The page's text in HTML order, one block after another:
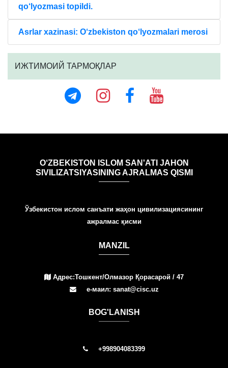
qo‘lyozmasi topildi.
Asrlar xazinasi: O‘zbekiston qo‘lyozmalari merosi
ИЖТИМОИЙ ТАРМОҚЛАР
O‘ZBEKISTON ISLOM SAN'ATI JAHON
SIVILIZATSIYASINING AJRALMAS QISMI
Ўзбекистон ислом санъати жаҳон цивилизациясининг
ажралмас қисми
MANZIL
Адрес:Тошкент/Олмазор Қорасарой / 47
е-маил: sanat@cisc.uz
BOG'LANISH
+998904083399